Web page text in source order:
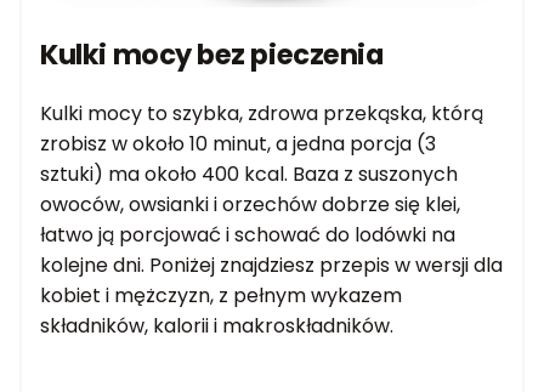
Kulki mocy bez pieczenia
Kulki mocy to szybka, zdrowa przekąska, którą
zrobisz w około 10 minut, a jedna porcja (3
sztuki) ma około 400 kcal. Baza z suszonych
owoców, owsianki i orzechów dobrze się klei,
łatwo ją porcjować i schować do lodówki na
kolejne dni. Poniżej znajdziesz przepis w wersji dla
kobiet i mężczyzn, z pełnym wykazem
składników, kalorii i makroskładników.